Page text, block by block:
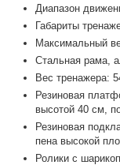
Диапазон
Габариты
Максимальный
Стальная рама,
Вес тренажера:
Резиновая
высотой 40 см,
Резиновая
пена высокой
Ролики с